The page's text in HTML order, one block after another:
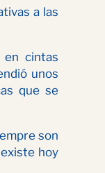
a las
en cintas
unos
que se
son
hoy